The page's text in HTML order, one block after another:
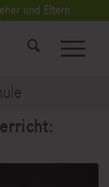
und Eltern